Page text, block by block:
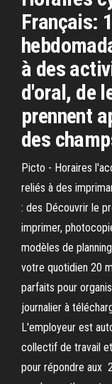
Français:
à des
d'oral, de
prennent
des
Picto - Horaires
reliés à des
: des Découvrir le
imprimer,
modèles de
votre quotidien 20
parfaits pour
journalier à
L'employeur est
collectif de travail
pour répondre aux